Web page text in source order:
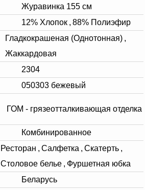
Журавинка 155 см
12% Хлопок , 88% Полиэфир
Гладкокрашеная (Однотонная) ,
Жаккардовая
2304
050303 бежевый
ГОМ - грязеотталкивающая отделка
Комбинированное
Ресторан , Салфетка , Скатерть ,
Столовое белье , Фуршетная юбка
Беларусь